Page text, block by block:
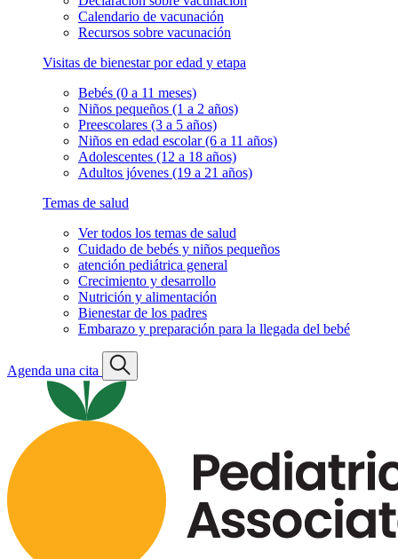
Calendario de vacunación
Recursos sobre vacunación
Visitas de bienestar por edad y etapa
Bebés (0 a 11 meses)
Niños pequeños (1 a 2 años)
Preescolares (3 a 5 años)
Niños en edad escolar (6 a 11 años)
Adolescentes (12 a 18 años)
Adultos jóvenes (19 a 21 años)
Temas de salud
Ver todos los temas de salud
Cuidado de bebés y niños pequeños
atención pediátrica general
Crecimiento y desarrollo
Nutrición y alimentación
Bienestar de los padres
Embarazo y preparación para la llegada del bebé
Agenda una cita